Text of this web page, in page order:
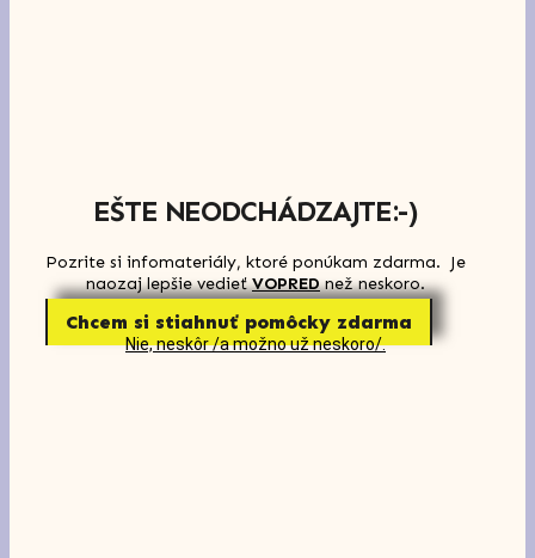
EŠTE NEODCHÁDZAJTE:-)
Pozrite si infomateriály, ktoré ponúkam zdarma. Je
naozaj lepšie vedieťVOPREDnež neskoro.
Chcem si stiahnuť pomôcky zdarma
Nie, neskôr /a možno už neskoro/.